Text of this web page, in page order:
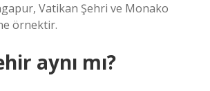
Vatikan Şehri ve Monako
örnektir.
aynı mı?